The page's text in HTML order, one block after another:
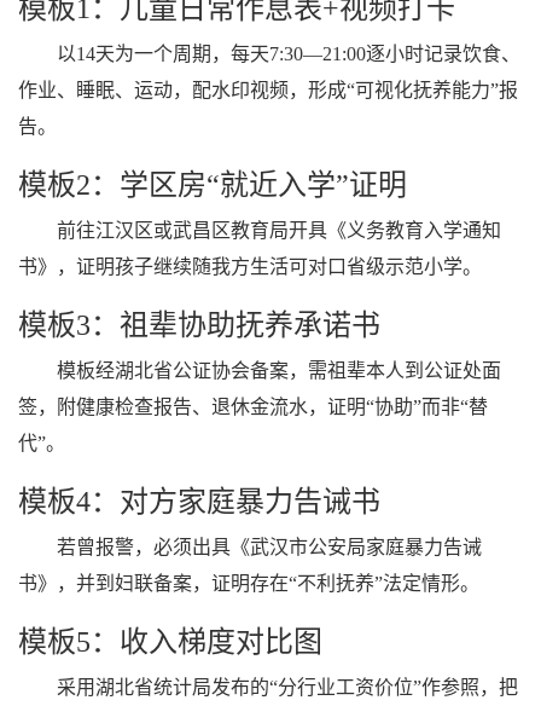
模板1：儿童日常作息表+视频打卡
以14天为一个周期，每天7:30—21:00逐小时记录饮食、
作业、睡眠、运动，配水印视频，形成“可视化抚养能力”报
告。
模板2：学区房“就近入学”证明
前往江汉区或武昌区教育局开具《义务教育入学通知
书》，证明孩子继续随我方生活可对口省级示范小学。
模板3：祖辈协助抚养承诺书
模板经湖北省公证协会备案，需祖辈本人到公证处面
签，附健康检查报告、退休金流水，证明“协助”而非“替
代”。
模板4：对方家庭暴力告诫书
若曾报警，必须出具《武汉市公安局家庭暴力告诫
书》，并到妇联备案，证明存在“不利抚养”法定情形。
模板5：收入梯度对比图
采用湖北省统计局发布的“分行业工资价位”作参照，把